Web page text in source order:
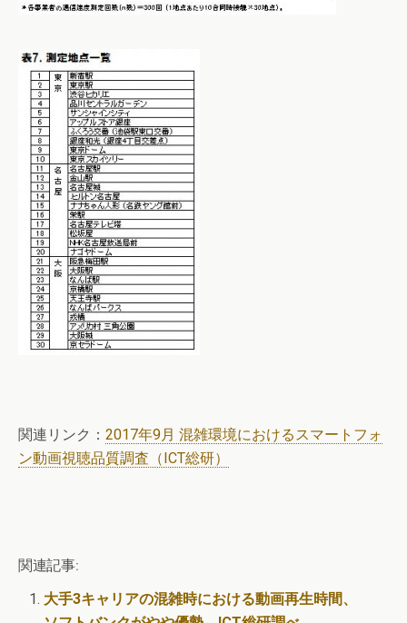
関連リンク： 2017年9月 混雑環境におけるスマートフォ
ン動画視聴品質調査（ICT総研）
関連記事:
大手3キャリアの混雑時における動画再生時間、